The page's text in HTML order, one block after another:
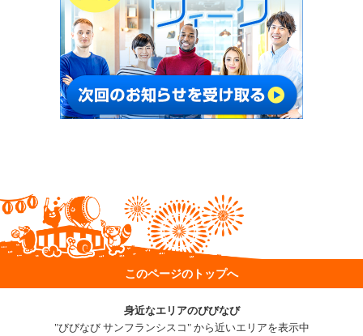
このページのトップへ
身近なエリアのびびなび
"びびなび サンフランシスコ" から近いエリアを表示中